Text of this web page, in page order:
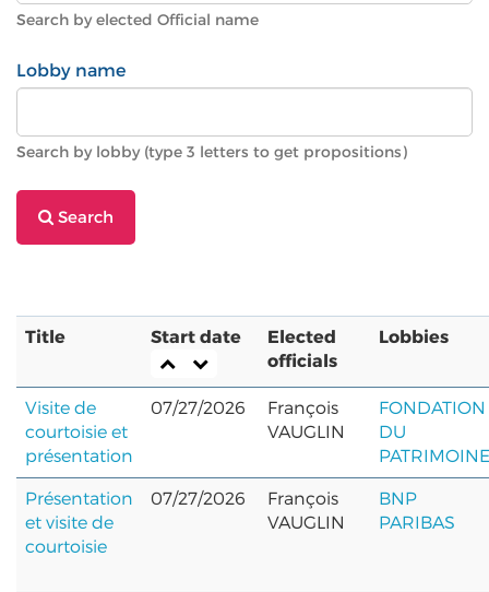
Search by elected Official name
Lobby name
Search by lobby (type 3 letters to get propositions)
Search
Title Start date
Elected
officials
Lobbies
Visite de
courtoisie et
présentation
07/27/2026
François
VAUGLIN
FONDATION
DU
PATRIMOINE
Présentation
et visite de
courtoisie
07/27/2026
François
VAUGLIN
BNP
PARIBAS